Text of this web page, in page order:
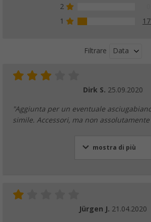
2
1
Filtrare Data
Dirk S. 25.09.2020
"Aggiunta per un eventuale
simile. Accessori, ma non
mostra di più
Jürgen J. 21.04.2020